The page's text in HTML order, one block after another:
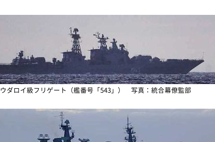
ウダロイ級フリゲート（艦番号「543」） 写真：統合幕僚監部